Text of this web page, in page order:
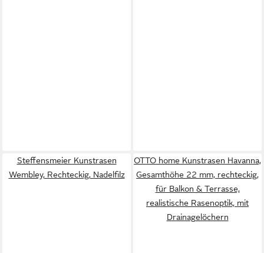
Steffensmeier Kunstrasen
Wembley, Rechteckig, Nadelfilz
OTTO home Kunstrasen Havanna,
Gesamthöhe 22 mm, rechteckig,
für Balkon & Terrasse,
realistische Rasenoptik, mit
Drainagelöchern